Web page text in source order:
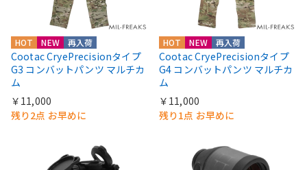
HOT NEW 再入荷
Cootac CryePrecisionタイプ
G3 コンバットパンツ マルチカ
ム
￥11,000
残り2点 お早めに
HOT NEW 再入荷
Cootac CryePrecisionタイプ
G4 コンバットパンツ マルチカ
ム
￥11,000
残り1点 お早めに